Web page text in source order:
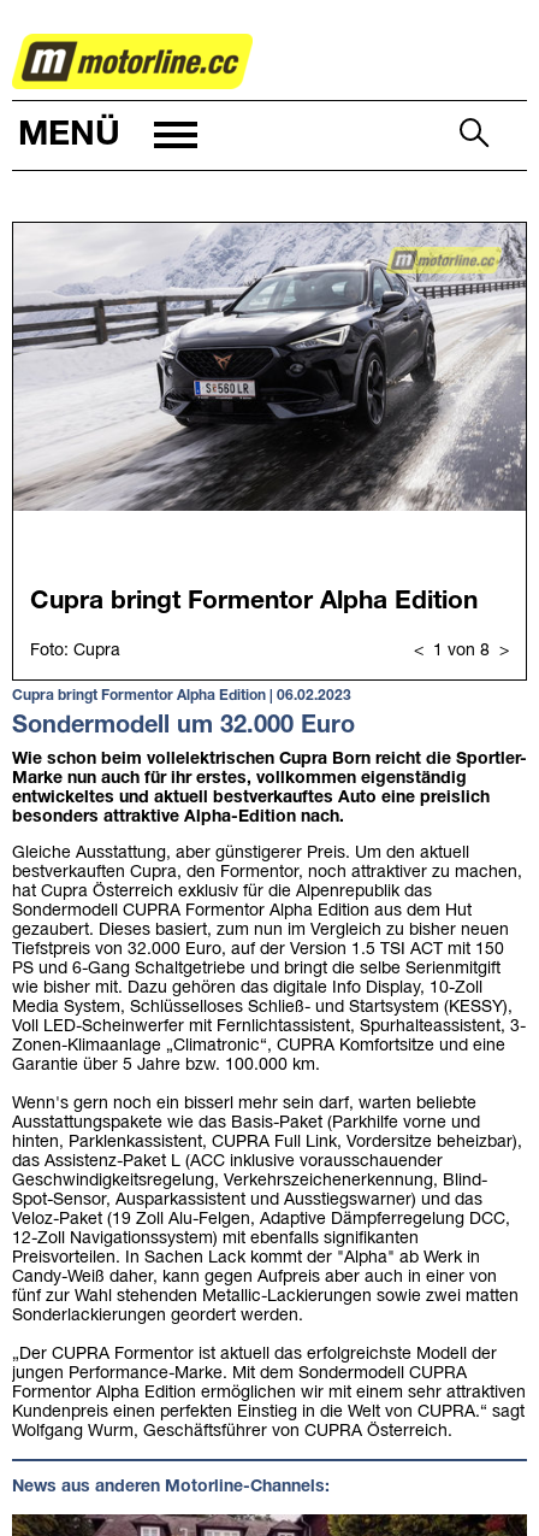
AUTOWELT
MENÜ
Cupra bringt Formentor Alpha Edition | 06.02.2023
Sondermodell um 32.000 Euro
Wie schon beim vollelektrischen Cupra Born reicht die Sportler-
Marke nun auch für ihr erstes, vollkommen eigenständig
entwickeltes und aktuell bestverkauftes Auto eine preislich
besonders attraktive Alpha-Edition nach.
Gleiche Ausstattung, aber günstigerer Preis. Um den aktuell
bestverkauften Cupra, den Formentor, noch attraktiver zu machen,
hat Cupra Österreich exklusiv für die Alpenrepublik das
Sondermodell CUPRA Formentor Alpha Edition aus dem Hut
gezaubert. Dieses basiert, zum nun im Vergleich zu bisher neuen
Tiefstpreis von 32.000 Euro, auf der Version 1.5 TSI ACT mit 150
PS und 6-Gang Schaltgetriebe und bringt die selbe Serienmitgift
wie bisher mit. Dazu gehören das digitale Info Display, 10-Zoll
Media System, Schlüsselloses Schließ- und Startsystem (KESSY),
Voll LED-Scheinwerfer mit Fernlichtassistent, Spurhalteassistent, 3-
Zonen-Klimaanlage „Climatronic“, CUPRA Komfortsitze und eine
Garantie über 5 Jahre bzw. 100.000 km.
Wenn's gern noch ein bisserl mehr sein darf, warten beliebte
Ausstattungspakete wie das Basis-Paket (Parkhilfe vorne und
hinten, Parklenkassistent, CUPRA Full Link, Vordersitze beheizbar),
das Assistenz-Paket L (ACC inklusive vorausschauender
Geschwindigkeitsregelung, Verkehrszeichenerkennung, Blind-
Spot-Sensor, Ausparkassistent und Ausstiegswarner) und das
Veloz-Paket (19 Zoll Alu-Felgen, Adaptive Dämpferregelung DCC,
12-Zoll Navigationssystem) mit ebenfalls signifikanten
Preisvorteilen. In Sachen Lack kommt der "Alpha" ab Werk in
Candy-Weiß daher, kann gegen Aufpreis aber auch in einer von
fünf zur Wahl stehenden Metallic-Lackierungen sowie zwei matten
Sonderlackierungen geordert werden.
„Der CUPRA Formentor ist aktuell das erfolgreichste Modell der
jungen Performance-Marke. Mit dem Sondermodell CUPRA
Formentor Alpha Edition ermöglichen wir mit einem sehr attraktiven
Kundenpreis einen perfekten Einstieg in die Welt von CUPRA.“ sagt
Wolfgang Wurm, Geschäftsführer von CUPRA Österreich.
News aus anderen Motorline-Channels: